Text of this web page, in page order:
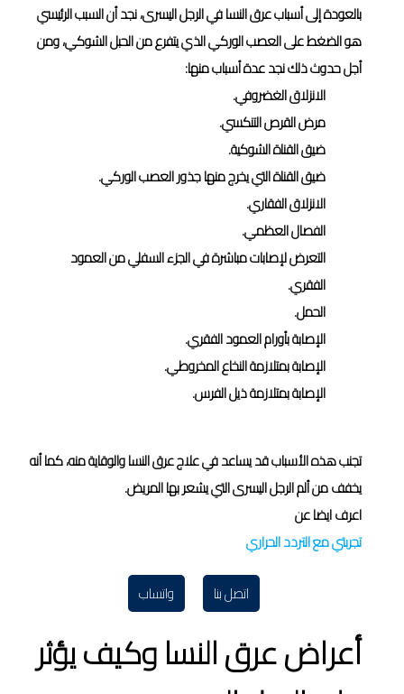
بالعودة إلى أسباب عرق النسا في الرجل اليسرى، نجد أن السبب الرئيسي
هو الضغط على العصب الوركي الذي يتفرع من الحبل الشوكي، ومن
أجل حدوث ذلك نجد عدة أسباب منها:
الانزلاق الغضروفي.
مرض القرص التنكسي.
ضيق القناة الشوكية.
ضيق القناة التي يخرج منها جذور العصب الوركي.
الانزلاق الفقاري.
الفصال العظمي.
التعرض لإصابات مباشرة في الجزء السفلي من العمود
الفقري.
الحمل.
الإصابة بأورام العمود الفقري.
الإصابة بمتلازمة النخاع المخروطي.
الإصابة بمتلازمة ذيل الفرس.
تجنب هذه الأسباب قد يساعد في علاج عرق النسا والوقاية منه، كما أنه
يخفف من ألم الرجل اليسرى التي يشعر بها المريض.
اعرف ايضا عن
تجربتي مع التردد الحراري
اتصل بنا
واتساب
أعراض عرق النسا وكيف يؤثر